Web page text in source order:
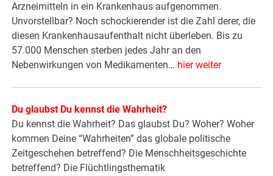
Arzneimitteln in ein Krankenhaus aufgenommen.
Unvorstellbar? Noch schockierender ist die Zahl derer, die
diesen Krankenhausaufenthalt nicht überleben. Bis zu
57.000 Menschen sterben jedes Jahr an den
Nebenwirkungen von Medikamenten… hier weiter
Du glaubst Du kennst die Wahrheit?
Du kennst die Wahrheit? Das glaubst Du? Woher? Woher
kommen Deine “Wahrheiten” das globale politische
Zeitgeschehen betreffend? Die Menschheitsgeschichte
betreffend? Die Flüchtlingsthematik